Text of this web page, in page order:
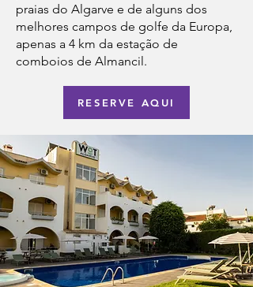
praias do Algarve e de alguns dos
melhores campos de golfe da Europa,
apenas a 4 km da estação de
comboios de Almancil.
RESERVE AQUI